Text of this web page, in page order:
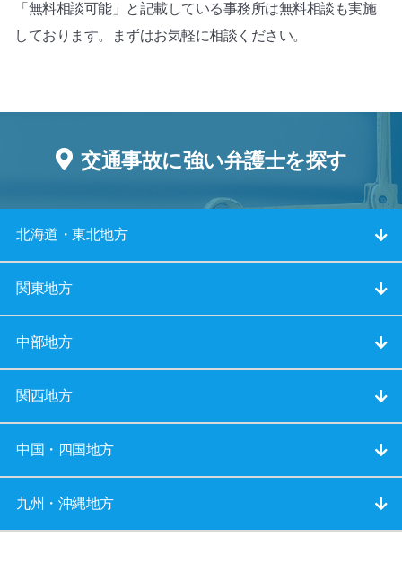
「無料相談可能」と記載している事務所は無料相談も実施
しております。まずはお気軽に相談ください。
交通事故に強い弁護士を探す
北海道・東北地方
関東地方
中部地方
関西地方
中国・四国地方
九州・沖縄地方